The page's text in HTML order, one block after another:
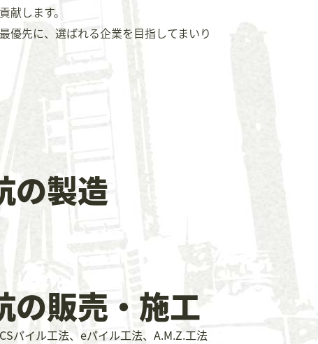
献します。
優先に、選ばれる企業を目指してまいり
の製造
の販売・施工
パイル工法、eパイル工法、A.M.Z.工法